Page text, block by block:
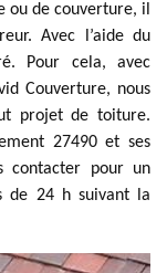
de couverture, il
Avec l’aide du
Pour cela, avec
Couverture, nous
projet de toiture.
27490 et ses
contacter pour un
de 24 h suivant la